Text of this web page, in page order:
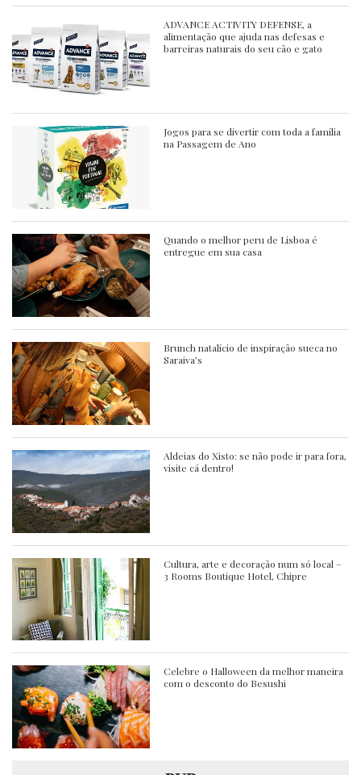
ADVANCE ACTIVITY DEFENSE, a
alimentação que ajuda nas defesas e
barreiras naturais do seu cão e gato
Jogos para se divertir com toda a família
na Passagem de Ano
Quando o melhor peru de Lisboa é
entregue em sua casa
Brunch natalício de inspiração sueca no
Saraiva’s
Aldeias do Xisto: se não pode ir para fora,
visite cá dentro!
Cultura, arte e decoração num só local –
3 Rooms Boutique Hotel, Chipre
Celebre o Halloween da melhor maneira
com o desconto do Besushi